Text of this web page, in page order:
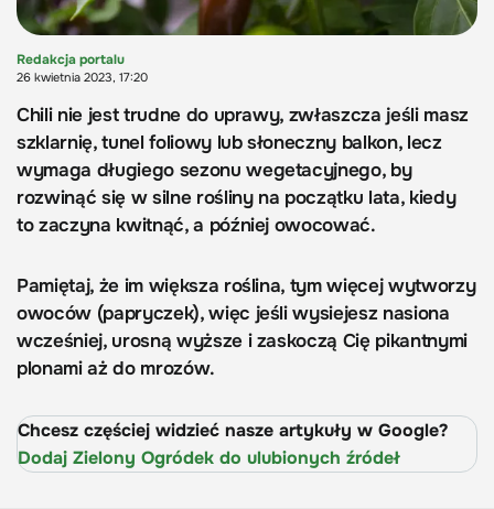
Redakcja portalu
26 kwietnia 2023, 17:20
Chili nie jest trudne do uprawy, zwłaszcza jeśli masz
szklarnię, tunel foliowy lub słoneczny balkon, lecz
wymaga długiego sezonu wegetacyjnego, by
rozwinąć się w silne rośliny na początku lata, kiedy
to zaczyna kwitnąć, a później owocować.
Pamiętaj, że im większa roślina, tym więcej wytworzy
owoców (papryczek), więc jeśli wysiejesz nasiona
wcześniej, urosną wyższe i zaskoczą Cię pikantnymi
plonami aż do mrozów.
Chcesz częściej widzieć nasze artykuły w Google?
Dodaj Zielony Ogródek do ulubionych źródeł